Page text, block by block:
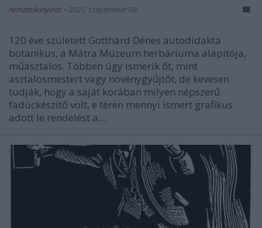
nemzetikonyvtar • 2025. szeptember 09.
120 éve született Gotthárd Dénes autodi­dakta
botanikus, a Mátra Múzeum herbáriuma alapítója,
műasztalos. Többen úgy ismerik őt, mint
asztalosmestert vagy növénygyűjtőt, de kevesen
tudják, hogy a saját korában milyen népszerű
fadúckészítő volt, e téren mennyi ismert grafikus
adott le rendelést a…